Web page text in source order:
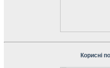
Корисні